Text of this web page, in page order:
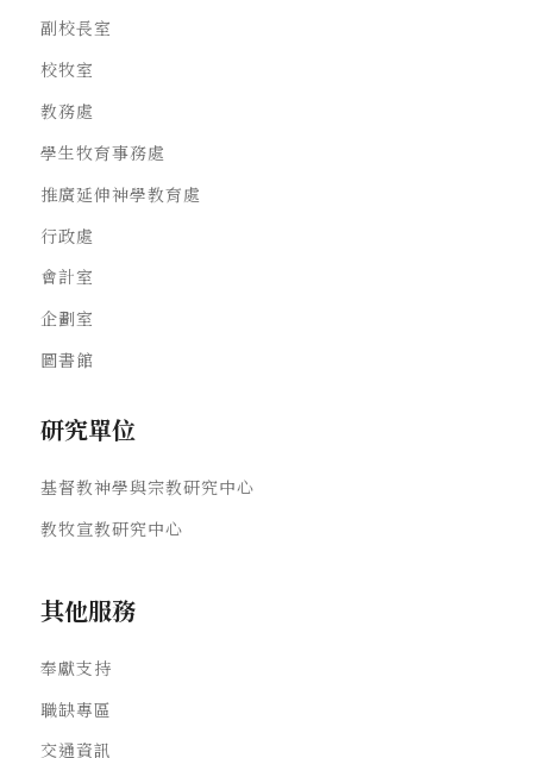
副校長室
校牧室
教務處
學生牧育事務處
推廣延伸神學教育處
行政處
會計室
企劃室
圖書館
研究單位
基督教神學與宗教研究中心
教牧宣教研究中心
其他服務
奉獻支持
職缺專區
交通資訊